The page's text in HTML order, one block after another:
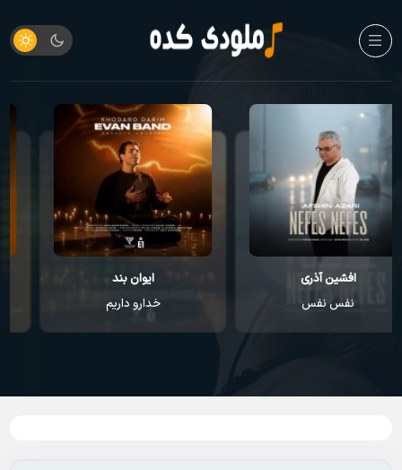
ایوان بند
خدارو داریم
راغب
عطر تو